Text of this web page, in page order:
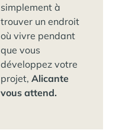
simplement à
trouver un endroit
où vivre pendant
que vous
développez votre
projet,Alicante
vous attend.